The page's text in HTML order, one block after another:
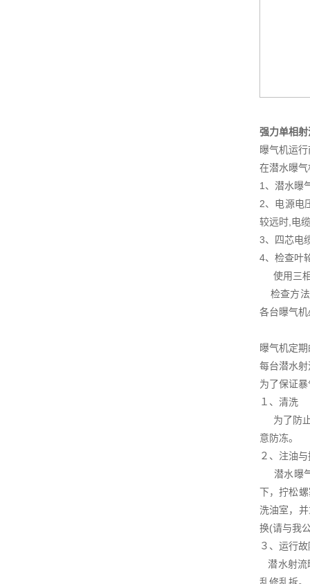
强力单相
曝气机运
在潜水曝
1、潜水曝
2、电源电
较远时,电
3、四芯电
4、检查叶
使用三相
检查方法
各台曝气
曝气机定
每台潜水
为了保证
１、清洗
为了防止
意防冻。
２、注油
潜水曝气
下，拧松
洗油室，
换(请与我
３、运行
潜水射流